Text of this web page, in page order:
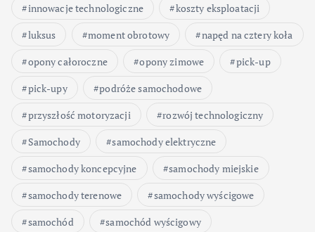
innowacje technologiczne
koszty eksploatacji
luksus
moment obrotowy
napęd na cztery koła
opony całoroczne
opony zimowe
pick-up
pick-upy
podróże samochodowe
przyszłość motoryzacji
rozwój technologiczny
Samochody
samochody elektryczne
samochody koncepcyjne
samochody miejskie
samochody terenowe
samochody wyścigowe
samochód
samochód wyścigowy